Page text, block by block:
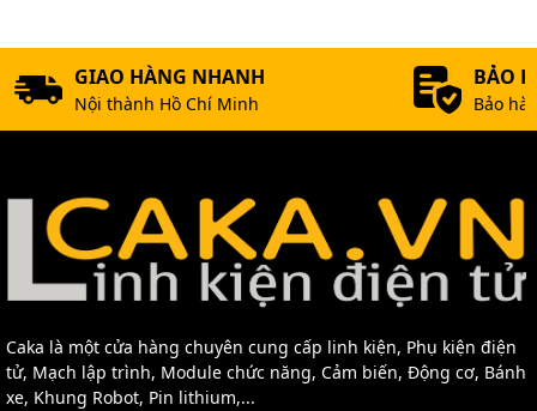
GIAO HÀNG NHANH
Nội thành Hồ Chí Minh
BẢO
Bảo
Caka là một cửa hàng chuyên cung cấp linh kiện, Phụ kiện điện
tử, Mạch lập trình, Module chức năng, Cảm biến, Động cơ, Bánh
xe, Khung Robot, Pin lithium,...